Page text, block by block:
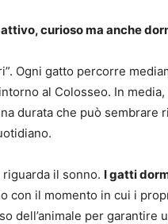
curioso ma anche
Ogni gatto percorre
al Colosseo. In
durata che può sembrare
il sonno. I gatti
con il momento in cui i
dell’animale per garantire